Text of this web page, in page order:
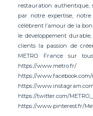
restauration authentique,
par notre expertise,
célèbrent l’amour de la
le développement
clients la passion de
METRO France sur
https://
https://
https://
https://
https://www.pinterest.fr/